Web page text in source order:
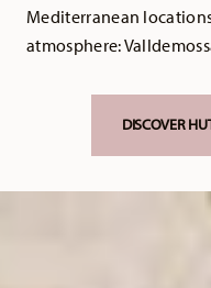
Mediterranean
atmosphere:
DISCOVER